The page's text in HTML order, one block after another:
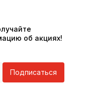
об акциях!
Подписаться